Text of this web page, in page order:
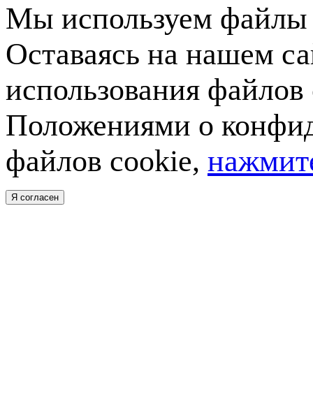
Мы используем файлы
Оставаясь на нашем
использования
Положениями о
файлов cookie,
Я согласен